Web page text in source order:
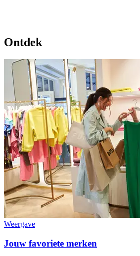
Ontdek
Weergave
Jouw favoriete merken